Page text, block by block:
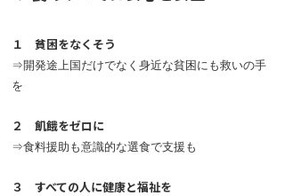
１ 貧困をなくそう
⇒開発途上国だけでなく身近な貧困にも救いの手
を
２ 飢餓をゼロに
⇒食料援助も意識的な選食で支援も
３ すべての人に健康と福祉を